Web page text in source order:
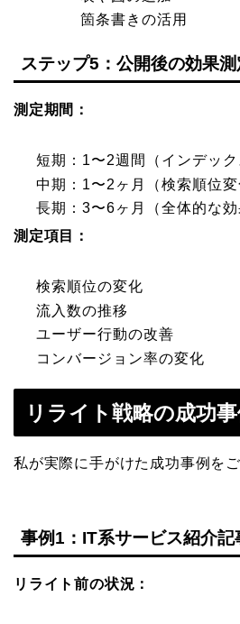
箇条書きの活用
ステップ5：公開後の効果測
測定期間：
短期：1〜2週間（インデック
中期：1〜2ヶ月（検索順位変
長期：3〜6ヶ月（全体的な効
測定項目：
検索順位の変化
流入数の推移
ユーザー行動の改善
コンバージョン率の変化
リライト戦略の成功事
私が実際に手がけた成功事例をご
事例1：IT系サービス紹介記
リライト前の状況：